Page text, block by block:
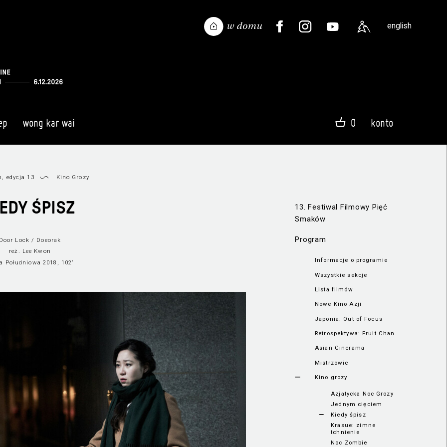
english
wong kar wai konto
0
13. Festiwal Filmowy Pięć
Smaków
Program
Informacje o programie
Wszystkie sekcje
Lista filmów
Nowe Kino Azji
Japonia: Out of Focus
Retrospektywa: Fruit Chan
Asian Cinerama
Mistrzowie
Kino grozy
Azjatycka Noc Grozy
Jednym cięciem
Kiedy śpisz
Krasue: zimne
tchnienie
Noc Zombie
edycja 13 Kino Grozy
ŚPISZ
Lock / Doeorak
reż. Lee Kwon
Południowa 2018, 102’